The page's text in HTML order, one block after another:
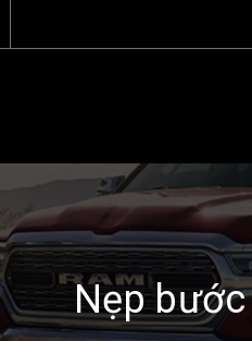
Nẹp